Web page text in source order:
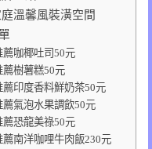
溫馨風裝潢空間
咖椰吐司50元
薦樹薯糕50元
印度香料鮮奶茶50元
氣泡水果調飲50元
恐龍美祿50元
南洋咖哩牛肉飯230元